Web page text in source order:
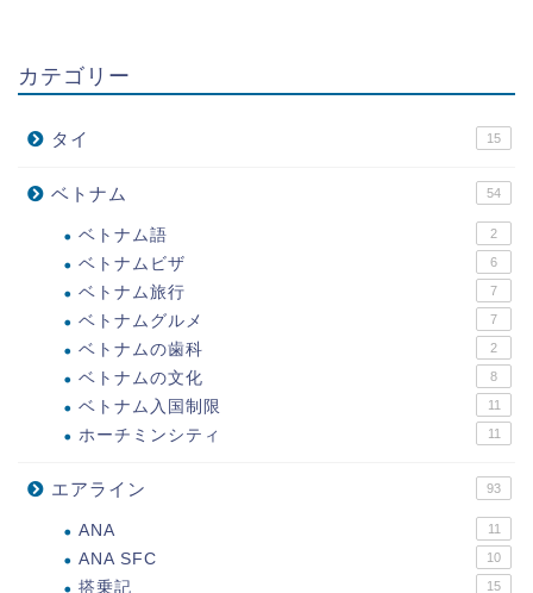
カテゴリー
タイ 15
ベトナム 54
ベトナム語 2
ベトナムビザ 6
ベトナム旅行 7
ベトナムグルメ 7
ベトナムの歯科 2
ベトナムの文化 8
ベトナム入国制限 11
ホーチミンシティ 11
エアライン 93
ANA 11
ANA SFC 10
搭乗記 15